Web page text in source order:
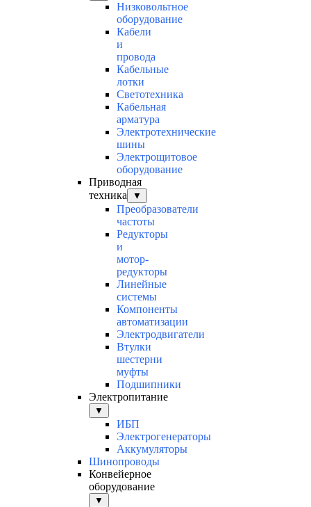
Низковольтное
оборудование
Кабели
и
провода
Кабельные
лотки
Светотехника
Кабельная
арматура
Электротехнические
шины
Электрощитовое
оборудование
Приводная
техника
▼
Преобразователи
частоты
Редукторы
и
мотор-
редукторы
Линейные
системы
Компоненты
автоматизации
Электродвигатели
Втулки
шестерни
муфты
Подшипники
Электропитание
▼
ИБП
Электрогенераторы
Аккумуляторы
Шинопроводы
Конвейерное
оборудование
▼